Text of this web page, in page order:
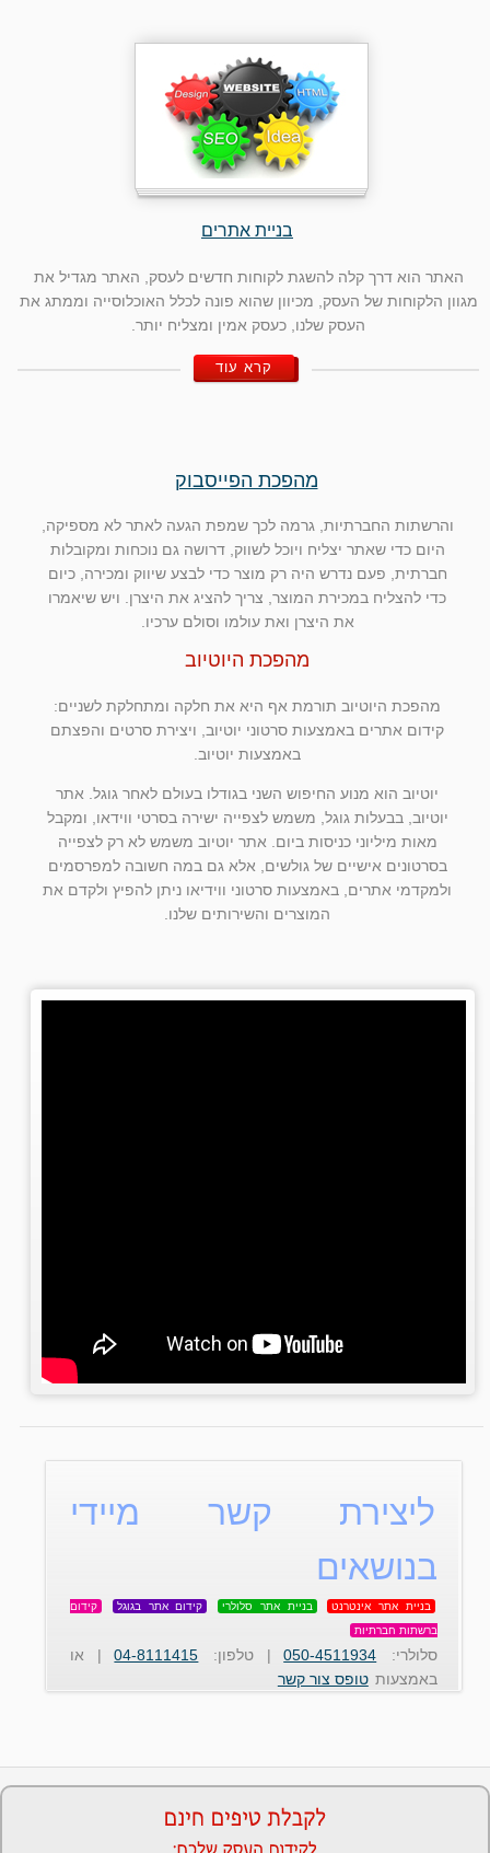
בניית אתרים
האתר הוא דרך קלה להשגת לקוחות חדשים לעסק, האתר מגדיל את
מגוון הלקוחות של העסק, מכיוון שהוא פונה לכלל האוכלוסייה וממתג את
העסק שלנו, כעסק אמין ומצליח יותר.
קרא עוד
מהפכת הפייסבוק
והרשתות החברתיות, גרמה לכך שמפת הגעה לאתר לא מספיקה,
היום כדי שאתר יצליח ויוכל לשווק, דרושה גם נוכחות ומקובלות
חברתית, פעם נדרש היה רק מוצר כדי לבצע שיווק ומכירה, כיום
כדי להצליח במכירת המוצר, צריך להציג את היצרן. ויש שיאמרו
את היצרן ואת עולמו וסולם ערכיו.
מהפכת היוטיוב
מהפכת היוטיוב תורמת אף היא את חלקה ומתחלקת לשניים:
קידום אתרים באמצעות סרטוני יוטיוב, ויצירת סרטים והפצתם
באמצעות יוטיוב.
יוטיוב הוא מנוע החיפוש השני בגודלו בעולם לאחר גוגל. אתר
יוטיוב, בבעלות גוגל, משמש לצפייה ישירה בסרטי ווידאו, ומקבל
מאות מיליוני כניסות ביום. אתר יוטיוב משמש לא רק לצפייה
בסרטונים אישיים של גולשים, אלא גם במה חשובה למפרסמים
ולמקדמי אתרים, באמצעות סרטוני ווידיאו ניתן להפיץ ולקדם את
המוצרים והשירותים שלנו.
ליצירת קשר מיידי
בנושאים
בניית אתר אינטרנט בניית אתר סלולרי קידום אתר בגוגל
קידום
ברשתות חברתיות
סלולרי: 050-4511934| טלפון: 04-8111415| או
באמצעות טופס צור קשר